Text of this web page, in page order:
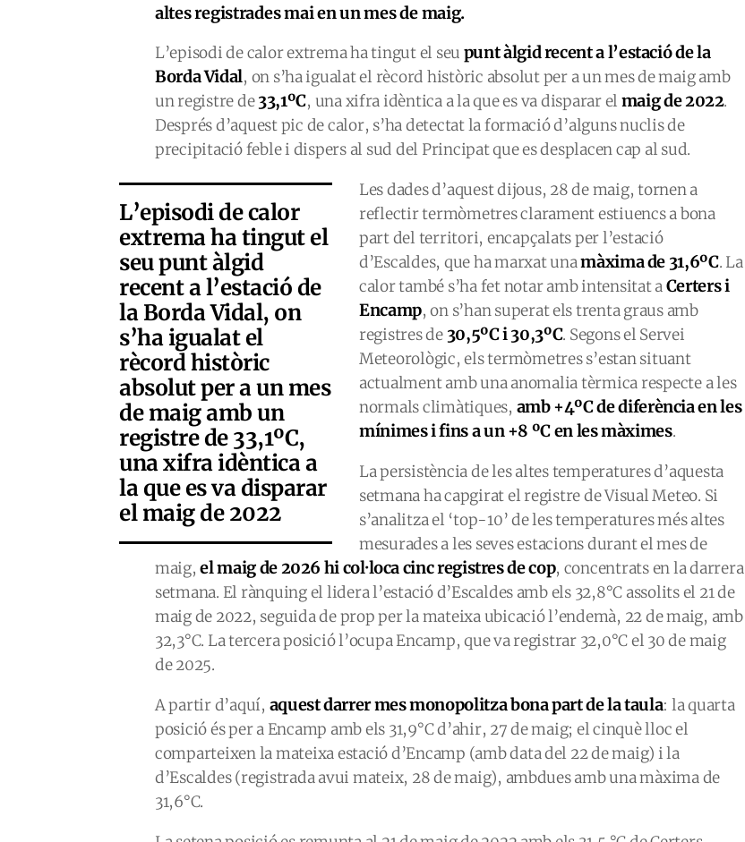
altes registrades mai en un mes de maig.
L’episodi de calor extrema ha tingut el seu punt àlgid recent a l’estació de la
Borda Vidal, on s’ha igualat el rècord històric absolut per a un mes de maig amb
un registre de33,1ºC, una xifra idèntica a la que es va disparar el maig de 2022.
Després d’aquest pic de calor, s’ha detectat la formació d’alguns nuclis de
precipitació feble i dispers al sud del Principat que es desplacen cap al sud.
L’episodi de calor
extrema ha tingut el
seu punt àlgid
recent a l’estació de
la Borda Vidal, on
s’ha igualat el
rècord històric
absolut per a un mes
de maig amb un
registre de 33,1ºC,
una xifra idèntica a
la que es va disparar
el maig de 2022
Les dades d’aquest dijous, 28 de maig, tornen a
reflectir termòmetres clarament estiuencs a bona
part del territori, encapçalats per l’estació
d’Escaldes, que ha marxat unamàxima de 31,6ºC. La
calor també s’ha fet notar amb intensitat aCerters i
Encamp, on s’han superat els trenta graus amb
registres de 30,5ºC i 30,3ºC. Segons el Servei
Meteorològic, els termòmetres s’estan situant
actualment amb una anomalia tèrmica respecte a les
normals climàtiques, amb +4ºC de diferència en les
mínimes i fins a un +8 ºC en les màximes.
La persistència de les altes temperatures d’aquesta
setmana ha capgirat el registre de Visual Meteo. Si
s’analitza el ‘top-10’ de les temperatures més altes
mesurades a les seves estacions durant el mes de
maig,el maig de 2026 hi col·loca cinc registres de cop, concentrats en la darrera
setmana. El rànquing el lidera l’estació d’Escaldes amb els 32,8°C assolits el 21 de
maig de 2022, seguida de prop per la mateixa ubicació l’endemà, 22 de maig, amb
32,3°C. La tercera posició l’ocupa Encamp, que va registrar 32,0°C el 30 de maig
de 2025.
A partir d’aquí, aquest darrer mes monopolitza bona part de la taula: la quarta
posició és per a Encamp amb els 31,9°C d’ahir, 27 de maig; el cinquè lloc el
comparteixen la mateixa estació d’Encamp (amb data del 22 de maig) i la
d’Escaldes (registrada avui mateix, 28 de maig), ambdues amb una màxima de
31,6°C.